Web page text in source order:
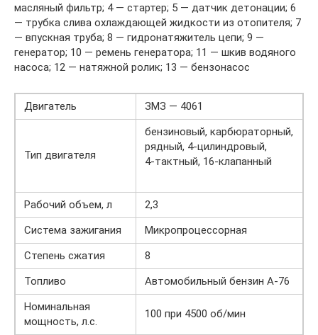
масляный фильтр; 4 — стартер; 5 — датчик детонации; 6
— трубка слива охлаждающей жидкости из отопителя; 7
— впускная труба; 8 — гидронатяжитель цепи; 9 —
генератор; 10 — ремень генератора; 11 — шкив водяного
насоса; 12 — натяжной ролик; 13 — бензонасос
Двигатель ЗМЗ — 4061
Тип двигателя
бензиновый, карбюраторный,
рядный, 4-цилиндровый,
4-тактный, 16-клапанный
Рабочий объем, л
2,3
Система зажигания
Микропроцессорная
Степень сжатия
8
Топливо
Автомобильный бензин А-76
Номинальная
мощность, л.с.
100 при 4500 об/мин